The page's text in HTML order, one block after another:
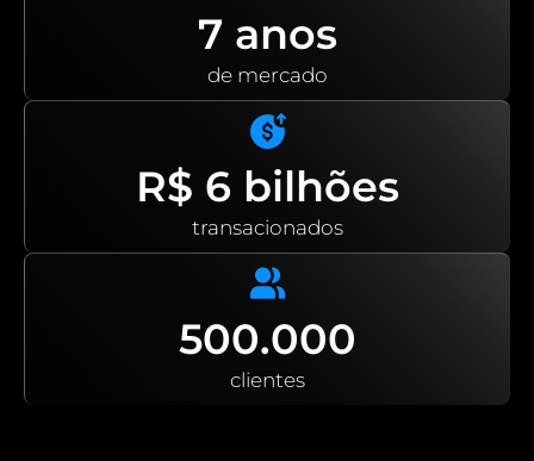
快速安全地向国外发货.
Cobrar com Cripto Receba pagamentos em
criptoativos com conversão automática para reais.
使用您的加密资产支付水、电、税等。.
7 anos
de mercado
R$ 6 bilhões
transacionados
500.000
clientes